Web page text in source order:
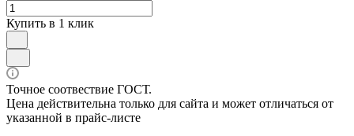
Купить в 1 клик
Точное соотвествие ГОСТ.
Цена действительна только для сайта и может отличаться от
указанной в прайс-листе